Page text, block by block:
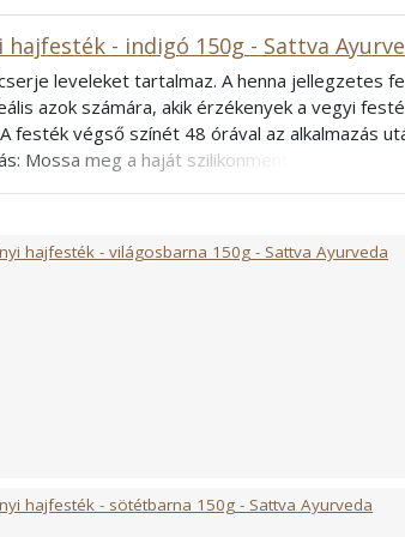
- indigó 150g - Sattva
leveleket tartalmaz. A henna jellegzetes
azok számára, akik érzékenyek a vegyi
festék végső színét 48 órával az alkalmazás
Mossa meg a haját szilikonmentes
hogy megvédje kezét a foltoktól.
be a fejét fóliával, és tegyen rá egy
a készítményt a hajon 2-3 órán át, majd
Tinctoria, Emblica Officinalis Gartn, Eclipta
2 fólia sapkát és egy hajfestő ecsetet. A
hajfesték - világosbarna 150g - Sattva Ayurveda
hajfesték - sötétbarna 150g - Sattva Ayurveda